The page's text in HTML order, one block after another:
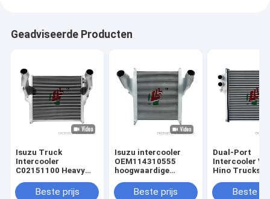
Geadviseerde Producten
Isuzu Truck
Intercooler
C02151100 Heavy
Hoogwaardige
Beste prijs
Isuzu intercooler
OEM114310555
hoogwaardige
warmteafvoer
Beste prijs
Dual-Port
Intercooler
Hino Trucks
aluminium
Beste